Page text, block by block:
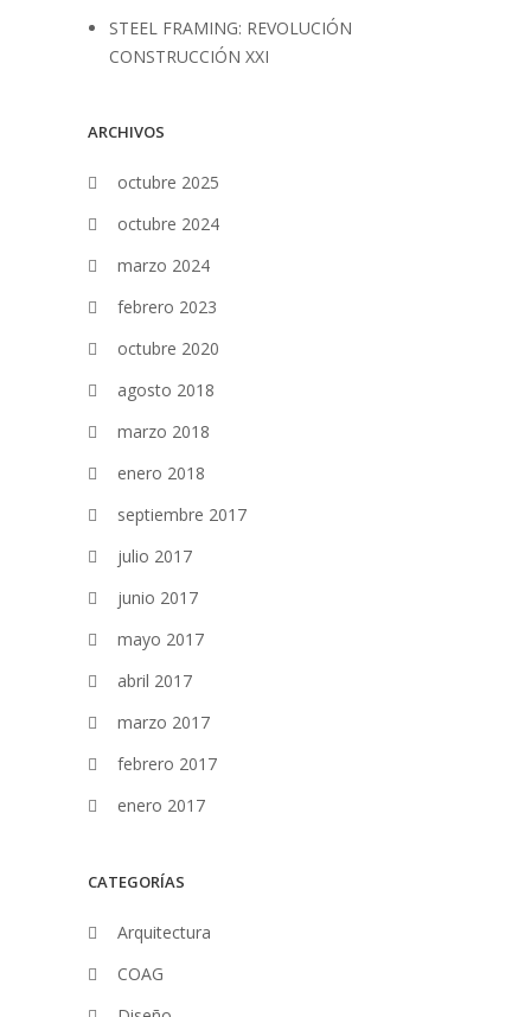
STEEL FRAMING: REVOLUCIÓN
CONSTRUCCIÓN XXI
ARCHIVOS
octubre 2025
octubre 2024
marzo 2024
febrero 2023
octubre 2020
agosto 2018
marzo 2018
enero 2018
septiembre 2017
julio 2017
junio 2017
mayo 2017
abril 2017
marzo 2017
febrero 2017
enero 2017
CATEGORÍAS
Arquitectura
COAG